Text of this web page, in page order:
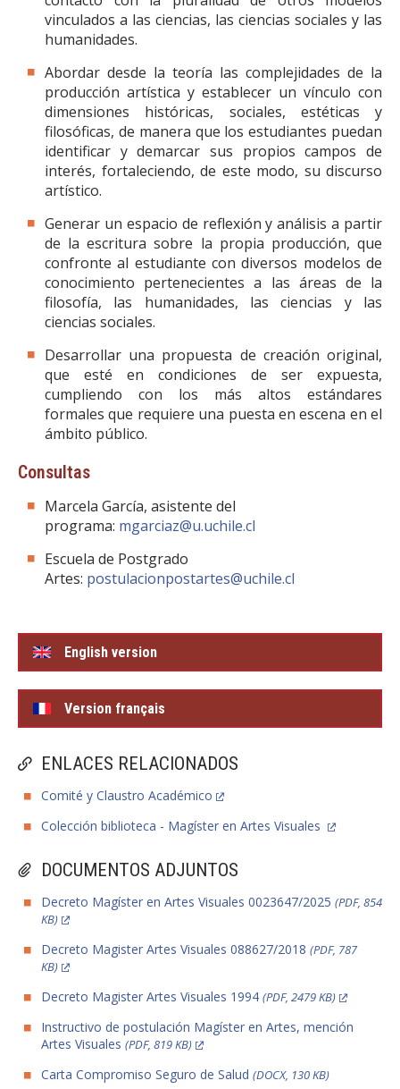
English version
Version français
ENLACES RELACIONADOS
Comité y Claustro Académico
Colección biblioteca - Magíster en Artes Visuales
DOCUMENTOS ADJUNTOS
Decreto Magíster en Artes Visuales 0023647/2025 (PDF, 854
KB)
Decreto Magister Artes Visuales 088627/2018 (PDF, 787
KB)
Decreto Magister Artes Visuales 1994 (PDF, 2479 KB)
Instructivo de postulación Magíster en Artes, mención
Artes Visuales (PDF, 819 KB)
Carta Compromiso Seguro de Salud (DOCX, 130 KB)
vinculados a las ciencias, las ciencias sociales y las
humanidades.
Abordar desde la teoría las complejidades de la
producción artística y establecer un vínculo con
dimensiones históricas, sociales, estéticas y
filosóficas, de manera que los estudiantes puedan
identificar y demarcar sus propios campos de
interés, fortaleciendo, de este modo, su discurso
artístico.
Generar un espacio de reflexión y análisis a partir
de la escritura sobre la propia producción, que
confronte al estudiante con diversos modelos de
conocimiento pertenecientes a las áreas de la
filosofía, las humanidades, las ciencias y las
ciencias sociales.
Desarrollar una propuesta de creación original,
que esté en condiciones de ser expuesta,
cumpliendo con los más altos estándares
formales que requiere una puesta en escena en el
ámbito público.
Consultas
Marcela García, asistente del
programa: mgarciaz@u.uchile.cl
Escuela de Postgrado
Artes: postulacionpostartes@uchile.cl